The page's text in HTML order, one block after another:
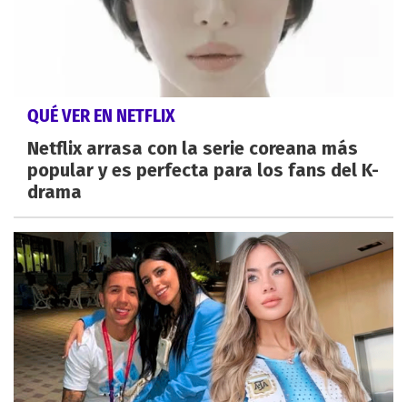
QUÉ VER EN NETFLIX
Netflix arrasa con la serie coreana más
popular y es perfecta para los fans del K-
drama